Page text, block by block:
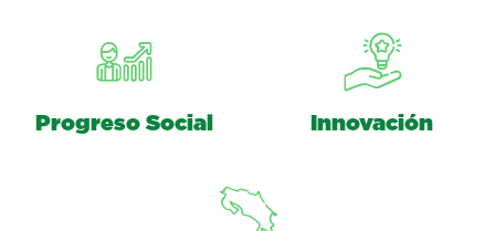
Progreso Social Innovación